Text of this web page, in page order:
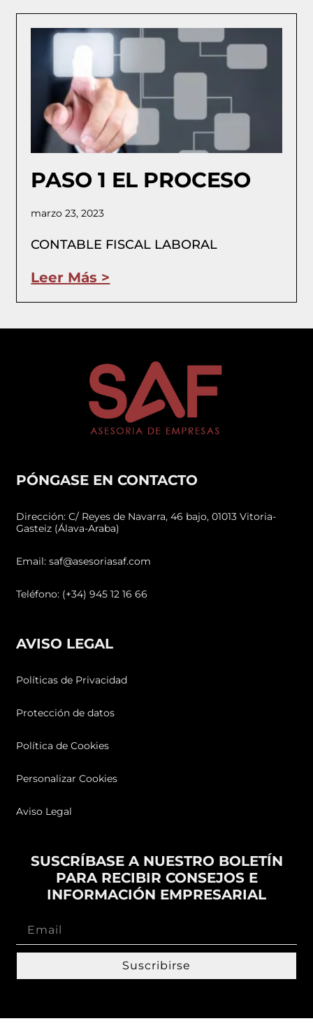
PASO 1 EL PROCESO
marzo 23, 2023
CONTABLE FISCAL LABORAL
Leer Más >
PÓNGASE EN CONTACTO
Dirección: C/ Reyes de Navarra, 46 bajo, 01013 Vitoria-
Gasteiz (Álava-Araba)
Email: saf@asesoriasaf.com
Teléfono: (+34) 945 12 16 66
AVISO LEGAL
Políticas de Privacidad
Protección de datos
Política de Cookies
Personalizar Cookies
Aviso Legal
SUSCRÍBASE A NUESTRO BOLETÍN
PARA RECIBIR CONSEJOS E
INFORMACIÓN EMPRESARIAL
Suscribirse